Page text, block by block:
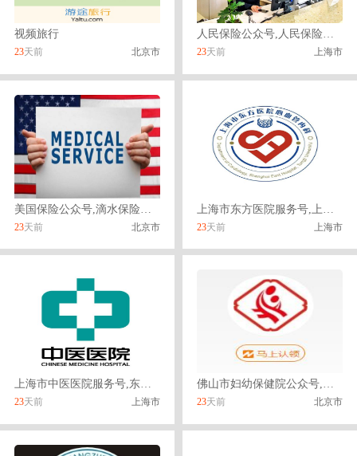
视频旅行
23天前 北京市
人民保险公众号,人民保险大师微信公众号
23天前 上海市
23天前 北京市 23天前 上海市
上海市中医医院服务号,东直门中医院挂号攻略
23天前 上海市
佛山市妇幼保健院公众号,佛山妇幼保健院好不好
23天前 北京市